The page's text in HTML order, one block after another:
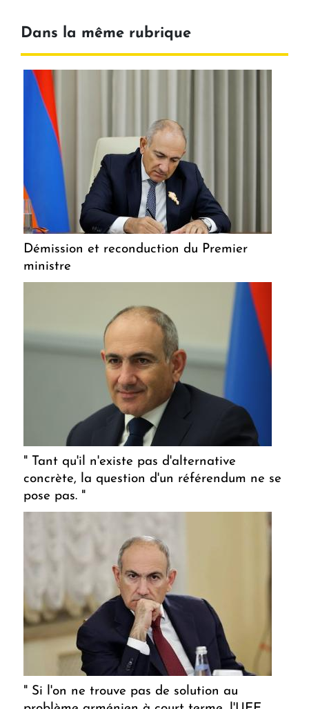
Dans la même rubrique
Démission et reconduction du Premier
ministre
" Tant qu'il n'existe pas d'alternative
concrète, la question d'un référendum ne se
pose pas. "
" Si l'on ne trouve pas de solution au